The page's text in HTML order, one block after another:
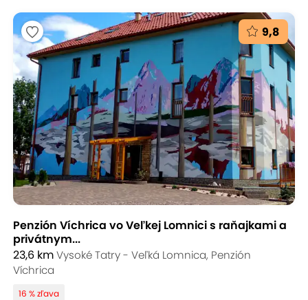
9,8
Penzión Víchrica vo Veľkej Lomnici s raňajkami a
privátnym...
23,6 kmVysoké Tatry - Veľká Lomnica, Penzión
Víchrica
16 % zľava